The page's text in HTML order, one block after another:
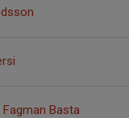
Fagman Basta